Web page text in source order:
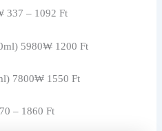
337 – 1092 Ft
5980₩ 1200 Ft
7800₩ 1550 Ft
– 1860 Ft